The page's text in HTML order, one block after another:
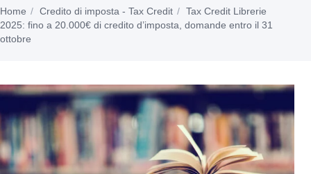
Home Credito di imposta - Tax Credit
Tax Credit Librerie
2025: fino a 20.000€ di credito d’imposta, domande entro il 31
ottobre